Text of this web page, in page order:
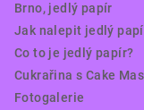
Brno, jedlý papír
Jak nalepit jedlý
Co to je jedlý papír?
Cukrařina s Cake
Fotogalerie